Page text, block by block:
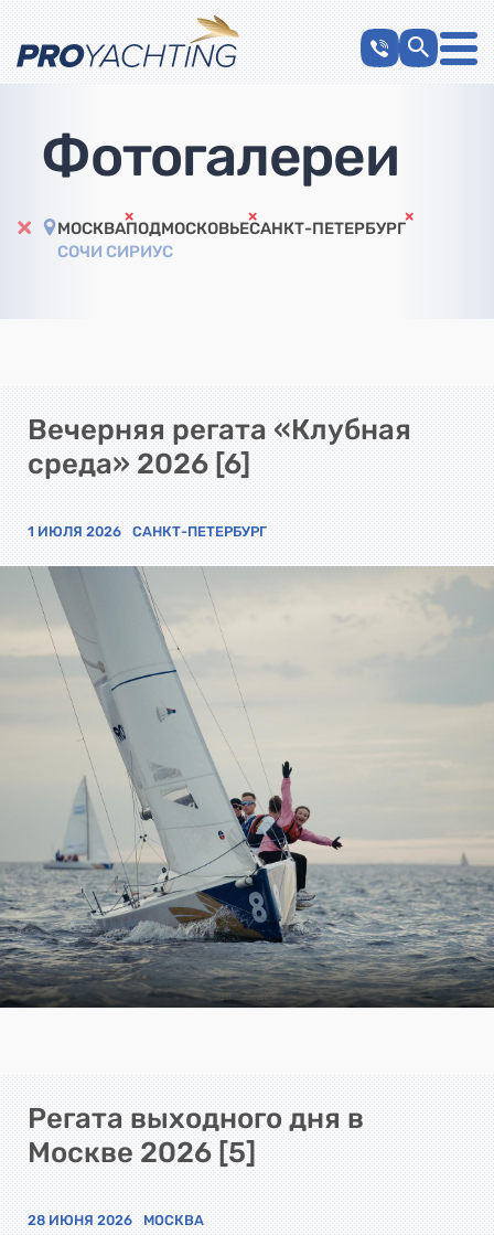
Фотогалереи
МОСКВАПОДМОСКОВЬЕСАНКТ-ПЕТЕРБУРГ
СОЧИ СИРИУС
Вечерняя регата «Клубная
среда» 2026 [6]
1 ИЮЛЯ 2026 САНКТ-ПЕТЕРБУРГ
Регата выходного дня в
Москве 2026 [5]
28 ИЮНЯ 2026 МОСКВА